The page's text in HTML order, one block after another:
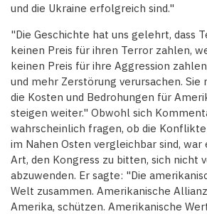
und die Ukraine erfolgreich sind."
"Die Geschichte hat uns gelehrt, dass
keinen Preis für ihren Terror zahlen,
keinen Preis für ihre Aggression
und mehr Zerstörung verursachen. Sie
die Kosten und Bedrohungen für
steigen weiter." Obwohl sich
wahrscheinlich fragen, ob die
im Nahen Osten vergleichbar sind, war
Art, den Kongress zu bitten, sich nicht
abzuwenden. Er sagte: "Die
Welt zusammen. Amerikanische
Amerika, schützen. Amerikanische